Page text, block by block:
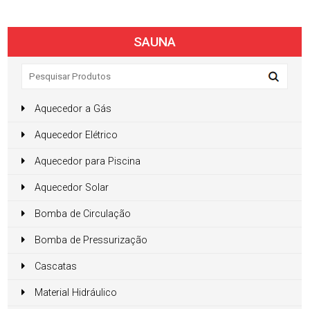
SAUNA
Aquecedor a Gás
Aquecedor Elétrico
Aquecedor para Piscina
Aquecedor Solar
Bomba de Circulação
Bomba de Pressurização
Cascatas
Material Hidráulico